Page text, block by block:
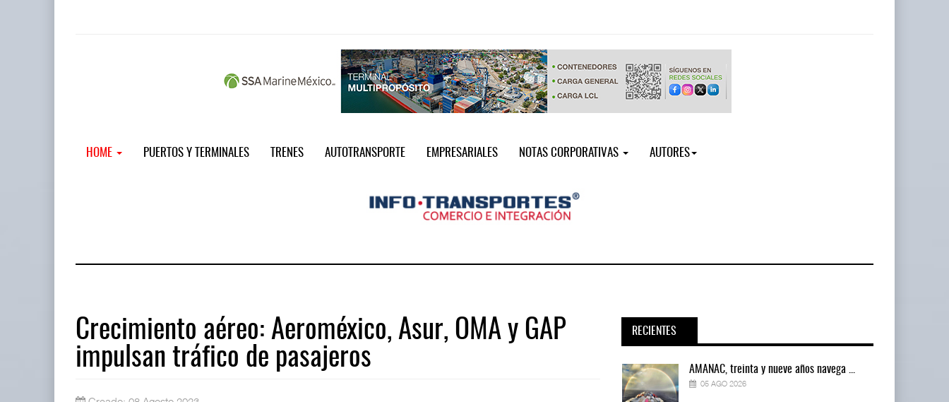
HOME PUERTOS Y TERMINALES TRENES AUTOTRANSPORTE EMPRESARIALES NOTAS CORPORATIVAS AUTORES
Crecimiento aéreo: Aeroméxico, Asur, OMA y GAP
impulsan tráfico de pasajeros
RECIENTES
AMANAC, treinta y nueve años navega ... AMANAC, treinta y nueve años navega ...
05 AGO 2026